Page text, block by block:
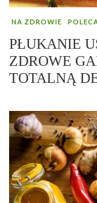
NA ZDROWIE
PŁUKANIE
ZDROWE
TOTALNĄ